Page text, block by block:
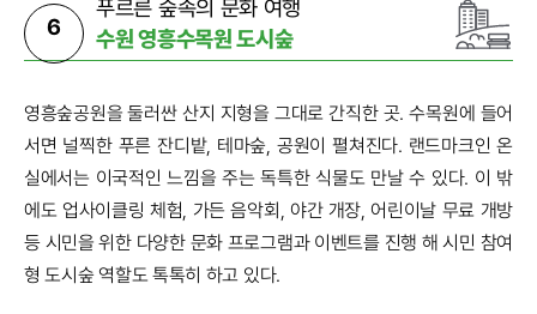
6
푸르른 숲속의 문화 여행
수원 영흥수목원 도시숲
영흥숲공원을 둘러싼 산지 지형을 그대로 간직한 곳. 수목원에 들어
서면 널찍한 푸른 잔디밭, 테마숲, 공원이 펼쳐진다. 랜드마크인 온
실에서는 이국적인 느낌을 주는 독특한 식물도 만날 수 있다. 이 밖
에도 업사이클링 체험, 가든 음악회, 야간 개장, 어린이날 무료 개방
등 시민을 위한 다양한 문화 프로그램과 이벤트를 진행 해 시민 참여
형 도시숲 역할도 톡톡히 하고 있다.